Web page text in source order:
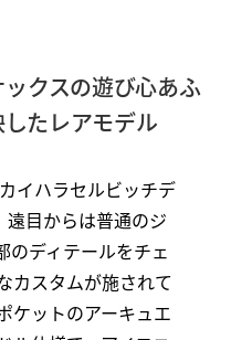
クスの遊び心あふ
たレアモデル
イハラセルビッチデ
目からは普通のジ
のディテールをチェ
カスタムが施されて
ケットのアーキュエ